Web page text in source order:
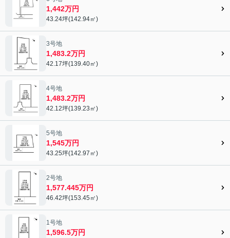
1,442万円
43.24坪(142.94㎡)
3号地
1,483.2万円
42.17坪(139.40㎡)
4号地
1,483.2万円
42.12坪(139.23㎡)
5号地
1,545万円
43.25坪(142.97㎡)
2号地
1,577.445万円
46.42坪(153.45㎡)
1号地
1,596.5万円